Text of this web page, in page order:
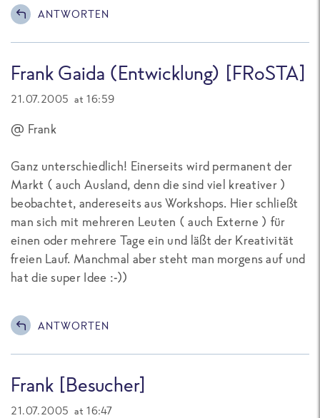
ANTWORTEN
Frank Gaida (Entwicklung) [FRoSTA]
21.07.2005 at 16:59
@ Frank
Ganz unterschiedlich! Einerseits wird permanent der
Markt ( auch Ausland, denn die sind viel kreativer )
beobachtet, andereseits aus Workshops. Hier schließt
man sich mit mehreren Leuten ( auch Externe ) für
einen oder mehrere Tage ein und läßt der Kreativität
freien Lauf. Manchmal aber steht man morgens auf und
hat die super Idee :-))
ANTWORTEN
Frank [Besucher]
21.07.2005 at 16:47